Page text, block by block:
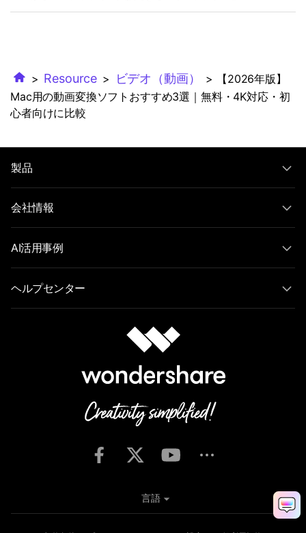
> Resource > ビデオ（動画）
> 【2026年版】
Mac用の動画変換ソフトおすすめ3選｜無料・4K対応・初
心者向けに比較
製品
会社情報
AI活用事例
ヘルプセンター
言語